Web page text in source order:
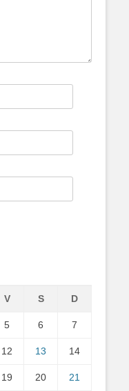
V S D
5 6 7
12 13 14
19 20 21